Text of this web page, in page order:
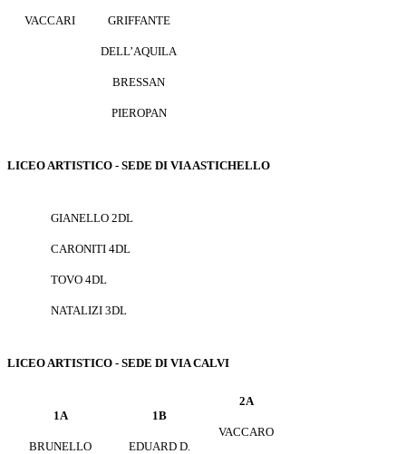
VACCARI GRIFFANTE
DELL’AQUILA
BRESSAN
PIEROPAN
LICEO ARTISTICO - SEDE DI VIA ASTICHELLO
GIANELLO 2DL
CARONITI 4DL
TOVO 4DL
NATALIZI 3DL
LICEO ARTISTICO - SEDE DI VIA CALVI
1A
BRUNELLO
1B
EDUARD D.
2A
VACCARO